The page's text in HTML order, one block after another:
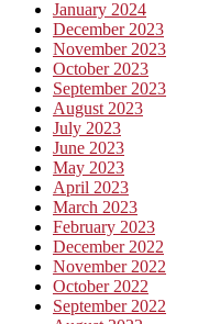
January 2024
December 2023
November 2023
October 2023
September 2023
August 2023
July 2023
June 2023
May 2023
April 2023
March 2023
February 2023
December 2022
November 2022
October 2022
September 2022